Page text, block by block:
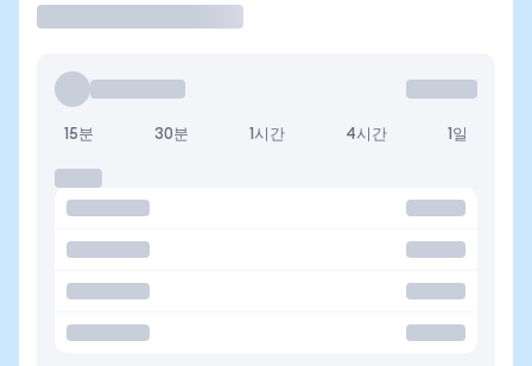
15분 30분 1시간 4시간 1일